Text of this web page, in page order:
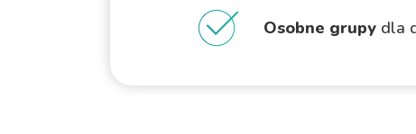
Osobne grupy dla